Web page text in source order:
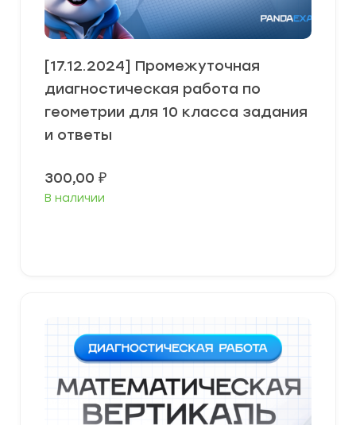
[17.12.2024] Промежуточная
диагностическая работа по
геометрии для 10 класса задания
и ответы
300,00 ₽
В наличии